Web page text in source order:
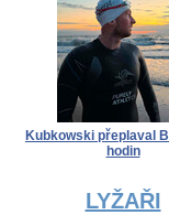
Kubkowski přeplaval
hodin
LYŽAŘI